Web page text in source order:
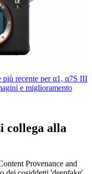
recente per α1, α7S III
e miglioramento
collega alla
Provenance and